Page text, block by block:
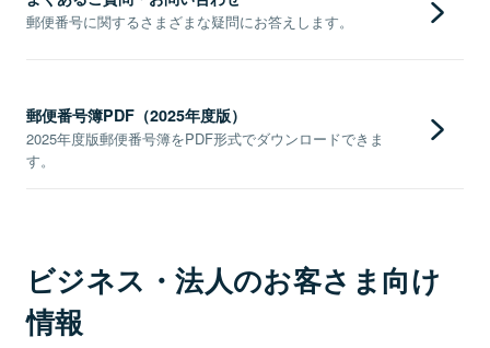
郵便番号に関するさまざまな疑問にお答えします。
郵便番号簿PDF（2025年度版）
2025年度版郵便番号簿をPDF形式でダウンロードできま
す。
ビジネス・法人のお客さま向け
情報